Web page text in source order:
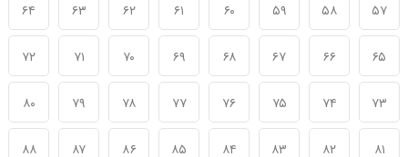
۵۷ ۵۸ ۵۹ ۶۰ ۶۱ ۶۲ ۶۳ ۶۴
۶۵ ۶۶ ۶۷ ۶۸ ۶۹ ۷۰ ۷۱ ۷۲
۷۳ ۷۴ ۷۵ ۷۶ ۷۷ ۷۸ ۷۹ ۸۰
۸۱ ۸۲ ۸۳ ۸۴ ۸۵ ۸۶ ۸۷ ۸۸